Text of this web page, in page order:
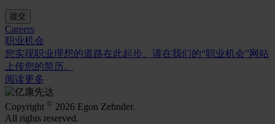
提交
Careers
职业机会
您实现职业理想的道路在此起步。请在我们的“职业机会”网站
上传您的简历。
阅读更多
Copyright © 2026 Egon Zehnder.
All rights reserved.